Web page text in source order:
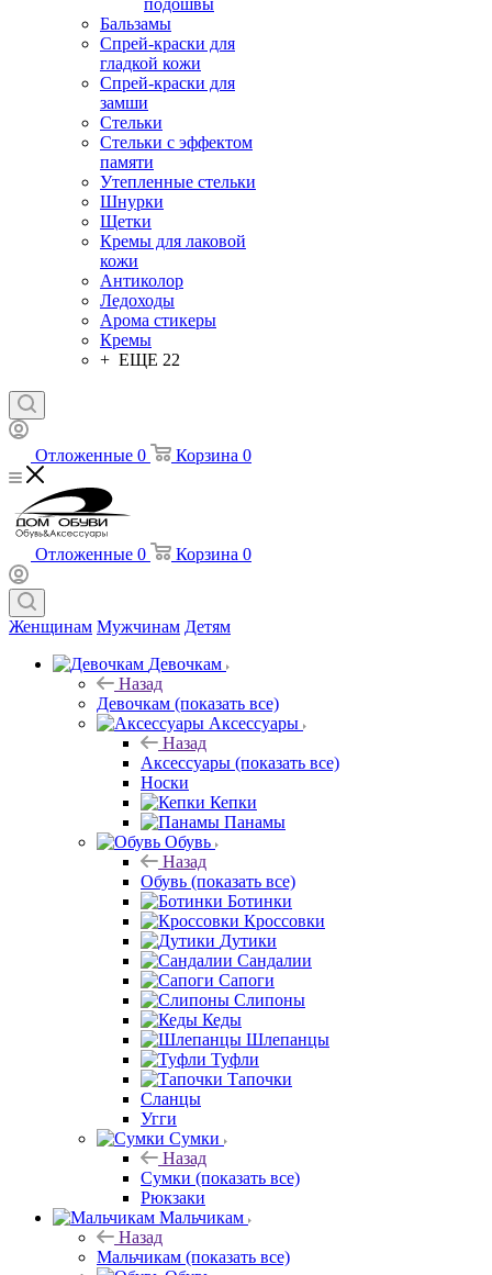
подошвы
Бальзамы
Спрей-краски для
гладкой кожи
Спрей-краски для
замши
Стельки
Стельки с эффектом
памяти
Утепленные стельки
Шнурки
Щетки
Кремы для лаковой
кожи
Антиколор
Ледоходы
Арома стикеры
Кремы
+ ЕЩЕ 22
Отложенные 0 Корзина 0
Отложенные 0 Корзина 0
Женщинам Мужчинам Детям
Девочкам
Назад
Девочкам (показать все)
Аксессуары
Назад
Аксессуары (показать все)
Носки
Кепки
Панамы
Обувь
Назад
Обувь (показать все)
Ботинки
Кроссовки
Дутики
Сандалии
Сапоги
Слипоны
Кеды
Шлепанцы
Туфли
Тапочки
Сланцы
Угги
Сумки
Назад
Сумки (показать все)
Рюкзаки
Мальчикам
Назад
Мальчикам (показать все)